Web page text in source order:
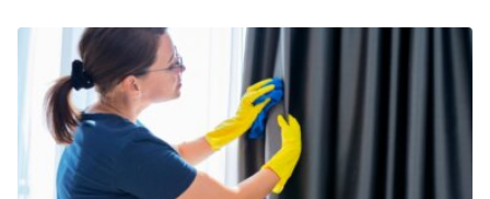
indicum flowers. Bioorg Med Chem Lett. 2015 Jan
15;25(2):266-9. doi: 10.1016/j.bmcl.2014.11.054. Epub 2014
Nov 27. PMID: 25497988.
Wu TY, Khor TO, Saw CL, et al. Anti-inflammatory/Anti-
oxidative stress activities and differential regulation of
Nrf2-mediated genes by non-polar fractions of tea